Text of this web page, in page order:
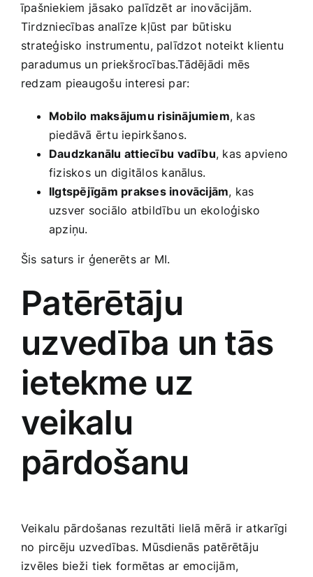
īpašniekiem ⁢jāsako⁢ palīdzēt ar inovācijām.
Tirdzniecības analīze kļūst par⁣ būtisku
strateģisko instrumentu, palīdzot ⁣noteikt klientu
paradumus un priekšrocības.Tādējādi ‍mēs
redzam pieaugošu interesi⁣ par:
Mobilo ‌maksājumu risinājumiem, kas
piedāvā ērtu iepirkšanos.
Daudzkanālu attiecību ⁣vadību, kas apvieno
fiziskos un digitālos kanālus.
Ilgtspējīgām prakses inovācijām, kas
uzsver sociālo atbildību un ⁢ekoloģisko
apziņu.
Šis⁣ saturs ir ⁢ģenerēts‌ ar MI.
Patērētāju
uzvedība un tās
ietekme uz
veikalu
pārdošanu
Veikalu pārdošanas rezultāti lielā mērā ir atkarīgi
no pircēju uzvedības. Mūsdienās patērētāju
izvēles bieži ⁤tiek ​formētas⁤ ar emocijām,⁣